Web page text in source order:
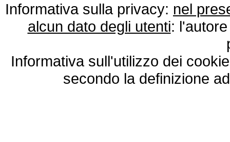
Informativa sulla privacy: nel
alcun dato degli utenti:
Informativa sull'utilizzo dei
secondo la definizione